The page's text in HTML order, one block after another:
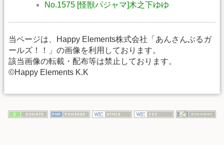
No.1575 [怪獣パジャマ]木之下ゆゆ
当ページは、Happy Elements株式会社「あんさんぶるガ
ールズ！！」の画像を利用しております。
該当画像の転載・配布等は禁止しております。
©Happy Elements K.K